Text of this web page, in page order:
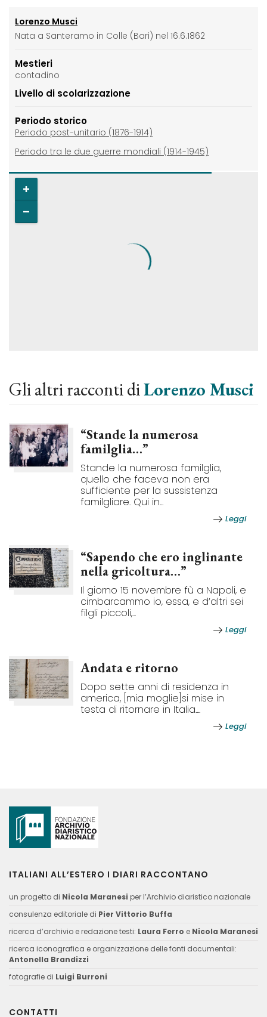
Lorenzo Musci
Nata a Santeramo in Colle (Bari) nel 16.6.1862
Mestieri
contadino
Livello di scolarizzazione
Periodo storico
Periodo post-unitario (1876-1914)
Periodo tra le due guerre mondiali (1914-1945)
Gli altri racconti diLorenzo Musci
“Stande la numerosa
familglia…”
Stande la numerosa familglia,
quello che faceva non era
sufficiente per la sussistenza
familgliare. Qui in...
Leggi
“Sapendo che ero inglinante
nella gricoltura…”
Il giorno 15 novembre fù a Napoli, e
cimbarcammo io, essa, e d’altri sei
filgli piccoli,...
Leggi
Andata e ritorno
Dopo sette anni di residenza in
america, [mia moglie]si mise in
testa di ritornare in Italia....
Leggi
ITALIANI ALL’ESTERO I DIARI RACCONTANO
un progetto di Nicola Maranesi per l’Archivio diaristico nazionale
consulenza editoriale di Pier Vittorio Buffa
ricerca d’archivio e redazione testi: Laura Ferro e Nicola Maranesi
ricerca iconografica e organizzazione delle fonti documentali:
Antonella Brandizzi
fotografie di Luigi Burroni
CONTATTI